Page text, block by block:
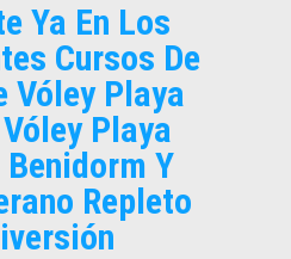
Ya En Los
Cursos De
Vóley Playa
Playa
Y
Repleto